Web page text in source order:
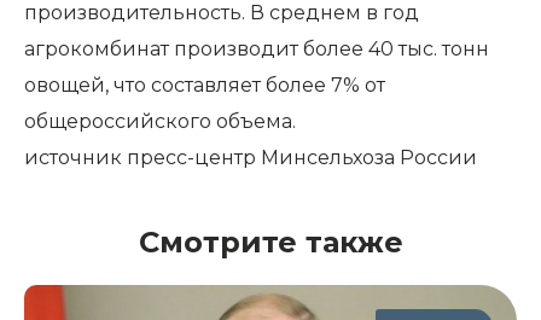
производительность. В среднем в год
агрокомбинат производит более 40 тыс. тонн
овощей, что составляет более 7% от
общероссийского объема.
источник пресс-центр Минсельхоза России
Смотрите также